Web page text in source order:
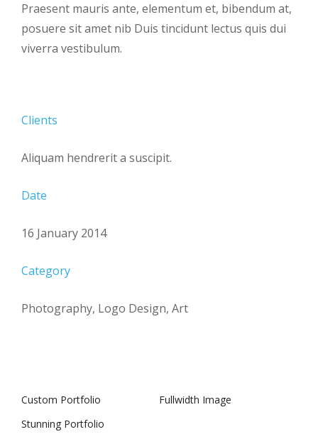
Praesent mauris ante, elementum et, bibendum at,
posuere sit amet nib Duis tincidunt lectus quis dui
viverra vestibulum.
Clients
Aliquam hendrerit a suscipit.
Date
16 January 2014
Category
Photography, Logo Design, Art
Custom Portfolio
Fullwidth Image
Stunning Portfolio